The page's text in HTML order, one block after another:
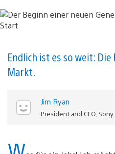
Endlich ist es so weit:
Markt.
Jim Ryan
President and CEO,